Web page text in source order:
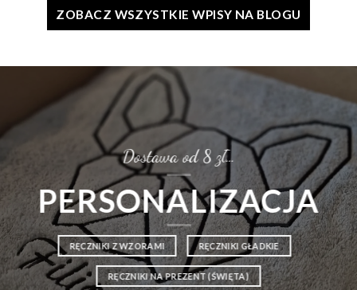
ZOBACZ WSZYSTKIE WPISY NA BLOGU
Dostawa od 8 zł…
PERSONALIZACJA
RĘCZNIKI Z WZORAMI RĘCZNIKI GŁADKIE
RĘCZNIKI NA PREZENT (ŚWIĘTA)